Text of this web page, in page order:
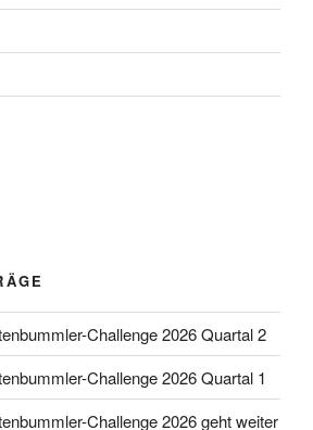
Challenge 2026 Quartal 2
Challenge 2026 Quartal 1
Challenge 2026 geht weiter